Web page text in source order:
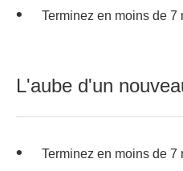
Terminez en moins de 7
L'aube d'un
Terminez en moins de 7